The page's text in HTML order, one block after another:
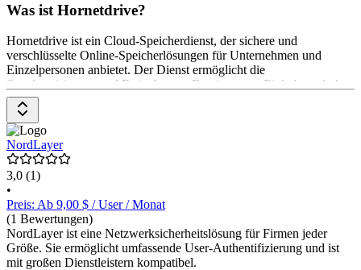
Was ist Hornetdrive?
Hornetdrive ist ein Cloud-Speicherdienst, der sichere und
verschlüsselte Online-Speicherlösungen für Unternehmen und
Einzelpersonen anbietet. Der Dienst ermöglicht die
Synchronisierung und Freigabe von Dateien unter Einhaltung hoher
Sicherheitsstandards. Die Preise gibt es auf Anfrage beim Anbieter.
NordLayer
3,0 (1)
•
Preis: Ab 9,00 $ / User / Monat
(1 Bewertungen)
NordLayer ist eine Netzwerksicherheitslösung für Firmen jeder
Größe. Sie ermöglicht umfassende User-Authentifizierung und ist
mit großen Dienstleistern kompatibel.